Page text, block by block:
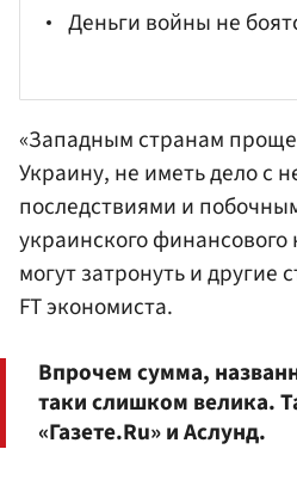
Деньги войны не
«Западным странам
Украину, не иметь дело с
последствиями и
украинского
могут затронуть и другие
FT экономиста.
Впрочем сумма,
таки слишком велика.
«Газете.Ru» и Аслунд.